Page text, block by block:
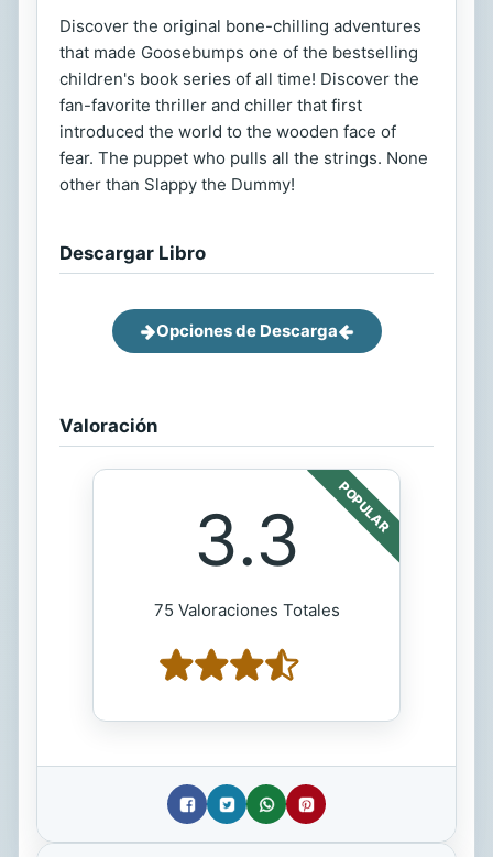
Discover the original bone-chilling adventures
that made Goosebumps one of the bestselling
children's book series of all time! Discover the
fan-favorite thriller and chiller that first
introduced the world to the wooden face of
fear. The puppet who pulls all the strings. None
other than Slappy the Dummy!
Descargar Libro
Opciones de Descarga
Valoración
POPULAR
3.3
75 Valoraciones Totales